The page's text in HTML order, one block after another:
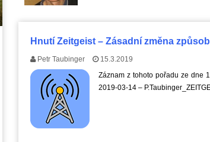
Hnutí Zeitgeist – Zásadní změna
Petr Taubinger
15.3.2019
Záznam z tohoto pořadu ze dne
2019-03-14 –